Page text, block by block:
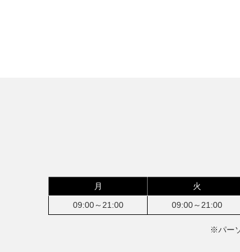
月 火
09:00～21:00
09:00～21:00
※パー